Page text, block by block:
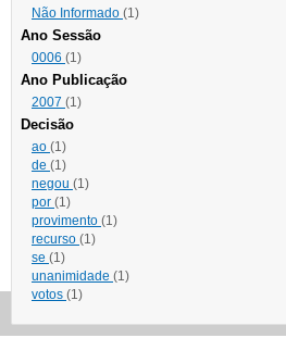
Não Informado (1)
Ano Sessão
0006 (1)
Ano Publicação
2007 (1)
Decisão
ao (1)
de (1)
negou (1)
por (1)
provimento (1)
recurso (1)
se (1)
unanimidade (1)
votos (1)